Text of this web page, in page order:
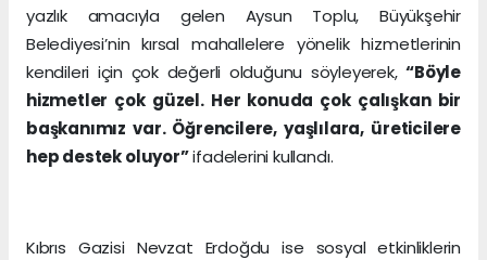
yazlık amacıyla gelen Aysun Toplu, Büyükşehir
Belediyesi’nin kırsal mahallelere yönelik hizmetlerinin
kendileri için çok değerli olduğunu söyleyerek,“Böyle
hizmetler çok güzel. Her konuda çok çalışkan bir
başkanımız var. Öğrencilere, yaşlılara, üreticilere
hep destek oluyor”ifadelerini kullandı.
Kıbrıs Gazisi Nevzat Erdoğdu ise sosyal etkinliklerin